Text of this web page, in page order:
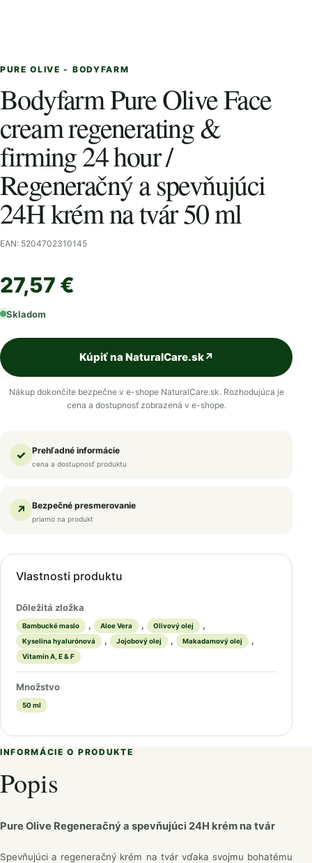
PURE OLIVE - BODYFARM
Bodyfarm Pure Olive Face
cream regenerating &
firming 24 hour /
Regeneračný a spevňujúci
24H krém na tvár 50 ml
EAN: 5204702310145
27,57 €
Skladom
Kúpiť na NaturalCare.sk↗
Nákup dokončíte bezpečne v e-shope NaturalCare.sk. Rozhodujúca je
cena a dostupnosť zobrazená v e-shope.
✓ Prehľadné informácie
cena a dostupnosť produktu
↗ Bezpečné presmerovanie
priamo na produkt
Vlastnosti produktu
Dôležitá zložka
Bambucké maslo , Aloe Vera , Olivový olej ,
Kyselina hyalurónová , Jojobový olej , Makadamový olej ,
Vitamín A, E & F
Množstvo
50 ml
INFORMÁCIE O PRODUKTE
Popis
Pure Olive Regeneračný a spevňujúci 24H krém na tvár
Spevňujúci a regeneračný krém na tvár vďaka svojmu bohatému